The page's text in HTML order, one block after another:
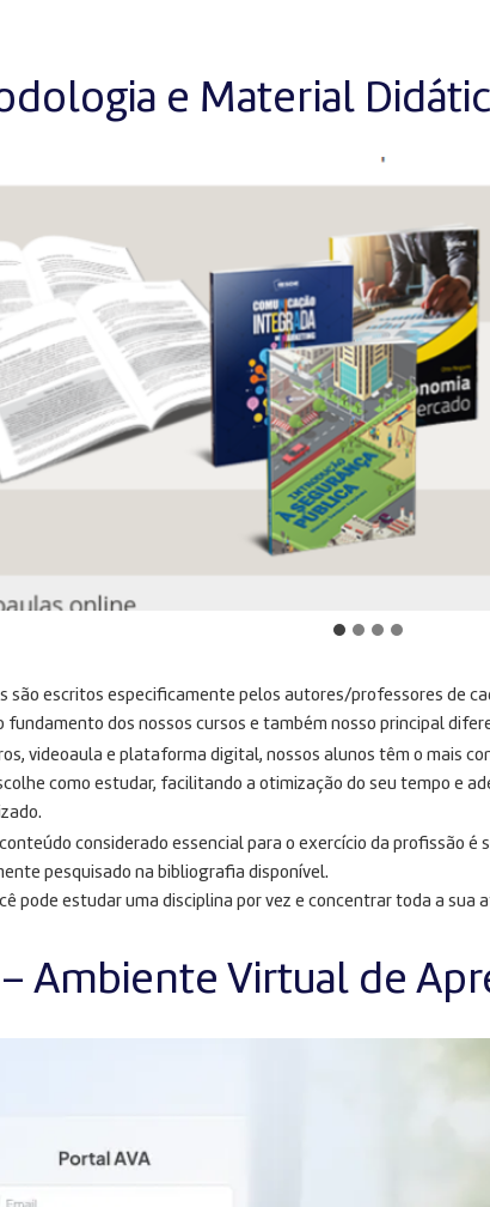
e Material
são escritos especificamente pelos autores/professores de
fundamento dos nossos cursos e também nosso principal
videoaula e plataforma digital, nossos alunos têm o mais
como estudar, facilitando a otimização do seu tempo e
conteúdo considerado essencial para o exercício da profissão
pesquisado na bibliografia disponível.
pode estudar uma disciplina por vez e concentrar toda a sua
Ambiente Virtual de